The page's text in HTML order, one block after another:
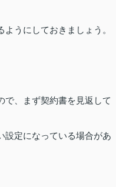
うにしておきましょう。
で、まず契約書を見返して
設定になっている場合があ